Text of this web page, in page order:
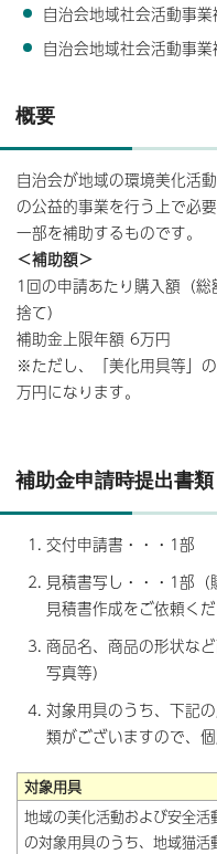
自治会地域社会活動事
自治会地域社会活動事
概要
自治会が地域の環境美化活
の公益的事業を行う上で必
一部を補助するものです。
＜補助額＞
1回の申請あたり購入額（
捨て）
補助金上限年額 6万円
※ただし、「美化用具等」
万円になります。
補助金申請時提出書類
交付申請書・・・1部
見積書写し・・・1部
見積書作成をご依頼くだ
商品名、商品の形状な
写真等）
対象用具のうち、下記
類がございますので、
対象用具
地域の美化活動および安全活
の対象用具のうち、地域猫活